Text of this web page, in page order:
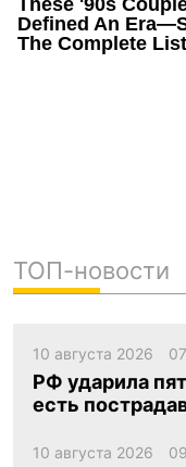
ТОП-новости
10 августа 2026
РФ ударила
есть
10 августа 2026